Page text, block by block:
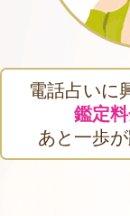
電話占いに
鑑定
あと一歩